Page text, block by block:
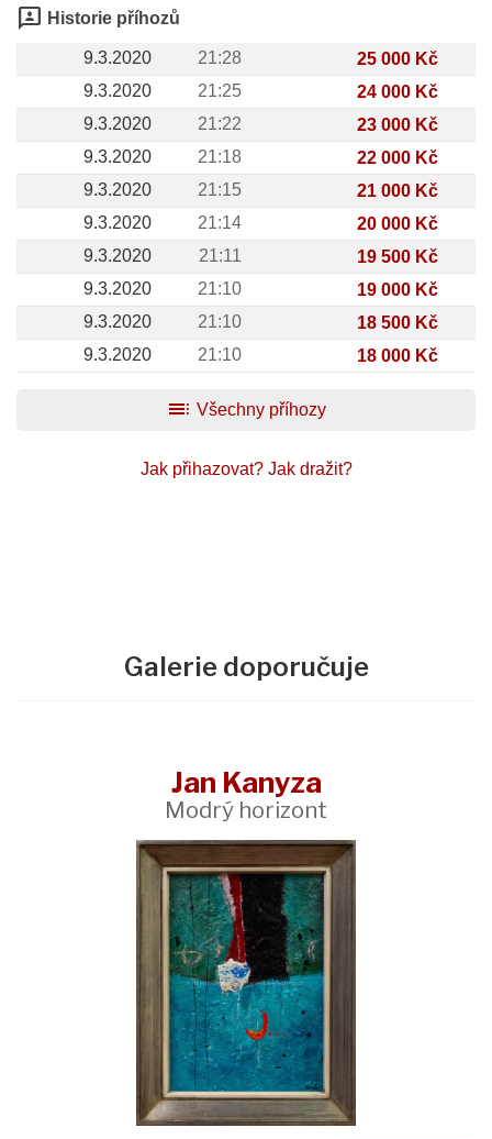
3p Historie příhozů
9.3.2020 21:28
25 000 Kč
9.3.2020
21:25
24 000 Kč
9.3.2020
21:22
23 000 Kč
9.3.2020
21:18
22 000 Kč
9.3.2020
21:15
21 000 Kč
9.3.2020
21:14
20 000 Kč
9.3.2020
21:11
19 500 Kč
9.3.2020
21:10
19 000 Kč
9.3.2020
21:10
18 500 Kč
9.3.2020
21:10 18 000 Kč
toc Všechny příhozy
Jak přihazovat? Jak dražit?
Galerie doporučuje
Jan Kanyza
Modrý horizont